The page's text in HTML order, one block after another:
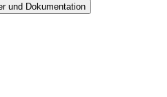
und Dokumentation